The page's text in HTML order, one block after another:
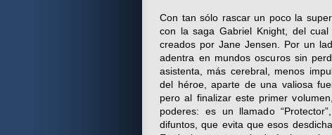
Con tan sólo rascar un poco la
con la saga Gabriel Knight, del
creados por Jane Jensen. Por un
adentra en mundos oscuros sin
asistenta, más cerebral, menos
del héroe, aparte de una valiosa
pero al finalizar este primer
poderes: es un llamado
difuntos, que evita que esos